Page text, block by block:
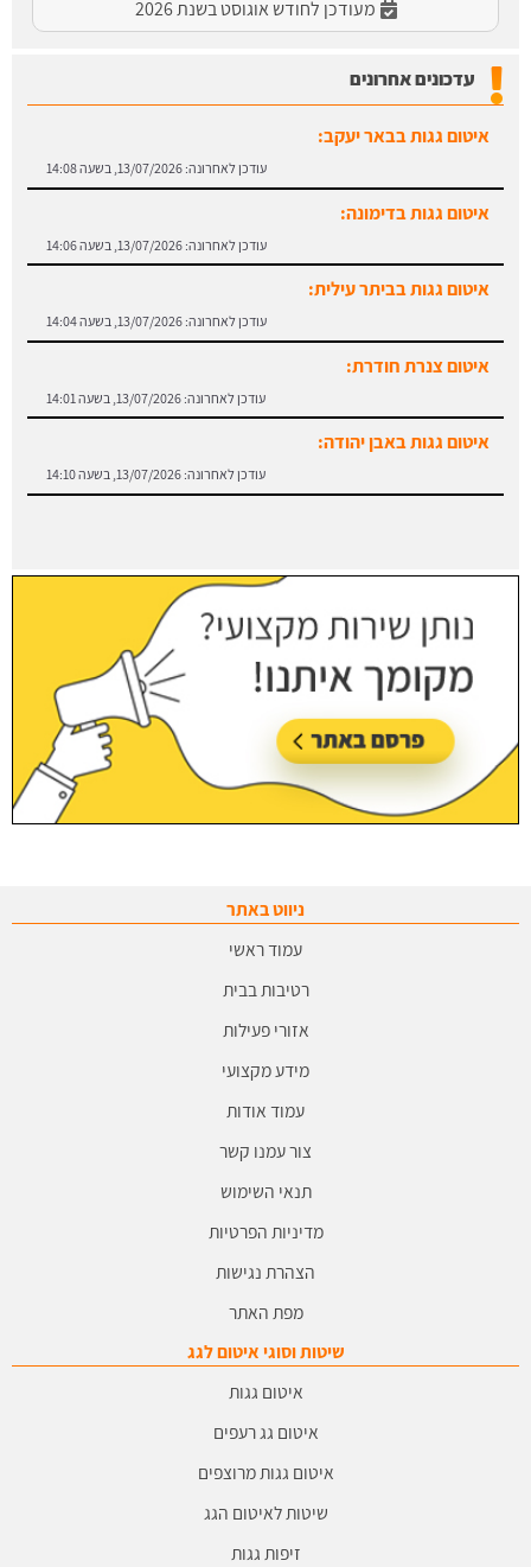
מעודכן לחודש אוגוסט בשנת 2026
עדכונים אחרונים
איטום גגות בבאר יעקב:
עודכן לאחרונה: 13/07/2026, בשעה 14:08
איטום גגות בדימונה:
עודכן לאחרונה: 13/07/2026, בשעה 14:06
איטום גגות בביתר עילית:
עודכן לאחרונה: 13/07/2026, בשעה 14:04
איטום צנרת חודרת:
עודכן לאחרונה: 13/07/2026, בשעה 14:01
איטום גגות באבן יהודה:
עודכן לאחרונה: 13/07/2026, בשעה 14:10
ניווט באתר
עמוד ראשי
רטיבות בבית
אזורי פעילות
מידע מקצועי
עמוד אודות
צור עמנו קשר
תנאי השימוש
מדיניות הפרטיות
הצהרת נגישות
מפת האתר
שיטות וסוגי איטום לגג
איטום גגות
איטום גג רעפים
איטום גגות מרוצפים
שיטות לאיטום הגג
זיפות גגות